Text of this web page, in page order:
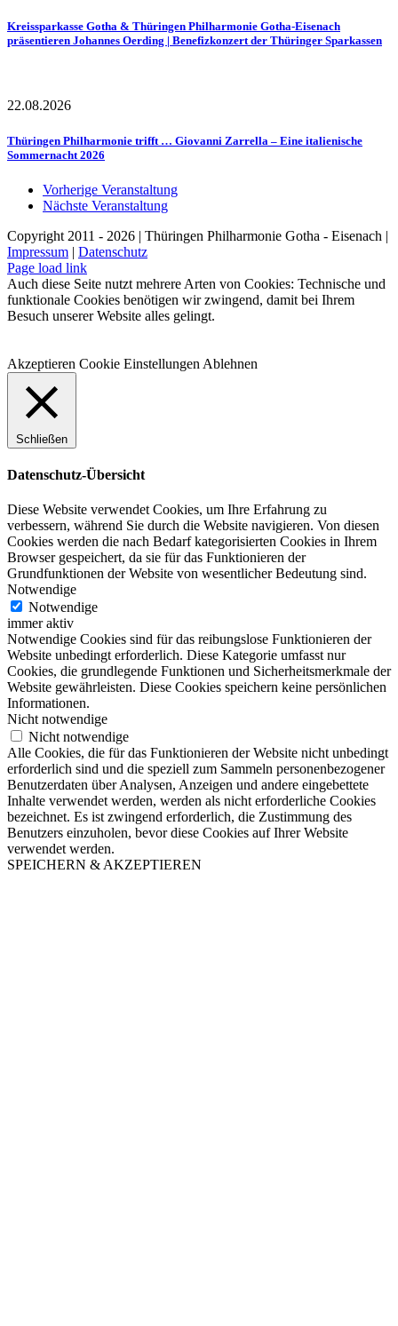
Kreissparkasse Gotha & Thüringen Philharmonie Gotha-Eisenach
präsentieren Johannes Oerding | Benefizkonzert der Thüringer Sparkassen
22.08.2026
Thüringen Philharmonie trifft … Giovanni Zarrella – Eine italienische
Sommernacht 2026
Vorherige Veranstaltung
Nächste Veranstaltung
Copyright 2011 - 2026 | Thüringen Philharmonie Gotha - Eisenach |
Impressum | Datenschutz
Facebook
Instagram
WhatsApp
YouTube
E-
Mail
Telefon
Page load link
Auch diese Seite nutzt mehrere Arten von Cookies: Technische und
funktionale Cookies benötigen wir zwingend, damit bei Ihrem
Besuch unserer Website alles gelingt.
Akzeptieren Cookie Einstellungen Ablehnen
Schließen
Datenschutz-Übersicht
Diese Website verwendet Cookies, um Ihre Erfahrung zu
verbessern, während Sie durch die Website navigieren. Von diesen
Cookies werden die nach Bedarf kategorisierten Cookies in Ihrem
Browser gespeichert, da sie für das Funktionieren der
Grundfunktionen der Website von wesentlicher Bedeutung sind.
Notwendige
Notwendige
immer aktiv
Notwendige Cookies sind für das reibungslose Funktionieren der
Website unbedingt erforderlich. Diese Kategorie umfasst nur
Cookies, die grundlegende Funktionen und Sicherheitsmerkmale der
Website gewährleisten. Diese Cookies speichern keine persönlichen
Informationen.
Nicht notwendige
Nicht notwendige
Alle Cookies, die für das Funktionieren der Website nicht unbedingt
erforderlich sind und die speziell zum Sammeln personenbezogener
Benutzerdaten über Analysen, Anzeigen und andere eingebettete
Inhalte verwendet werden, werden als nicht erforderliche Cookies
bezeichnet. Es ist zwingend erforderlich, die Zustimmung des
Benutzers einzuholen, bevor diese Cookies auf Ihrer Website
verwendet werden.
SPEICHERN & AKZEPTIEREN